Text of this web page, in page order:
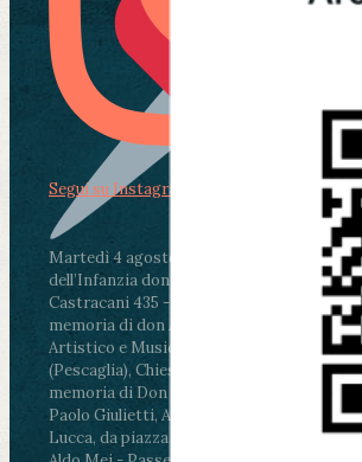
Martedì 4 agosto2026
ore 11:30 - Lucca,
dell’Infanzia don Aldo Mei - Viale
Castracani 435 - Inaugurazione murales in
memoria di don Aldo Mei curato dal Liceo
Artistico e Musicale “Passaglia”
ore 18 -
(Pescaglia), Chiesa parrocchiale - Messa in
memoria di Don Aldo Mei celebrata da
Paolo Giulietti, Arcivescovo di Lucca
ore
Lucca, da piazza San Michele al Cippo di
Segui su Instagram